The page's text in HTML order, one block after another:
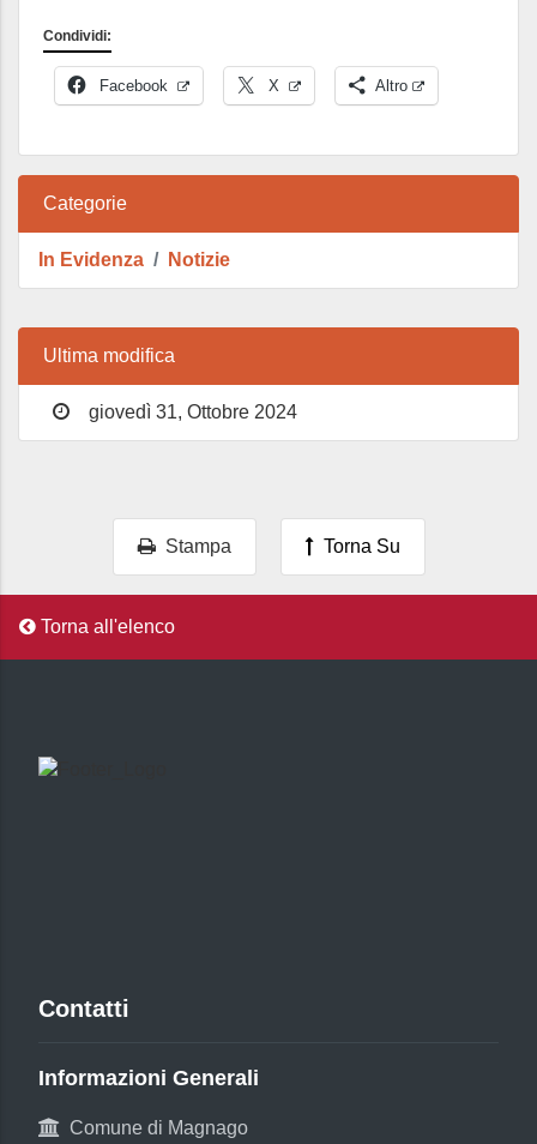
Condividi:
Facebook X Altro
Categorie
In Evidenza Notizie
Ultima modifica
giovedì 31, Ottobre 2024
Stampa Torna Su
Torna all'elenco
Contatti
Informazioni Generali
Comune di Magnago